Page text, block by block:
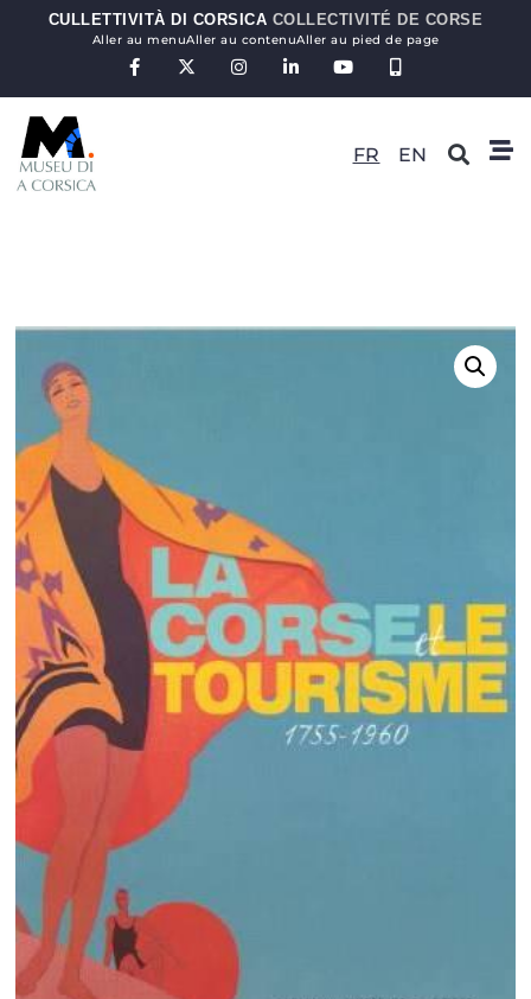
CULLETTIVITÀ DI CORSICA COLLECTIVITÉ DE CORSE
Aller au menuAller au contenuAller au pied de page
FR EN